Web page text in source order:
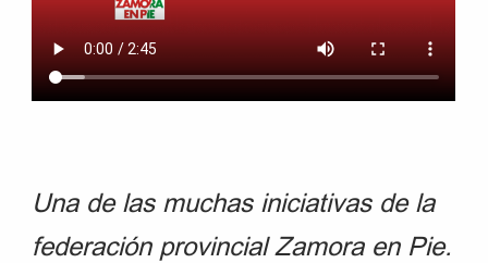
Una de las muchas iniciativas de la
federación provincial Zamora en Pie.